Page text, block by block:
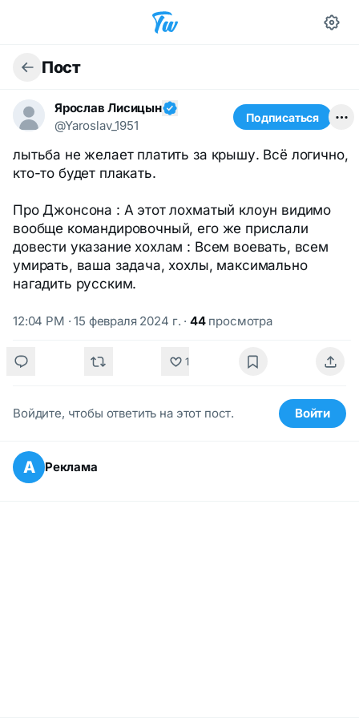
Пост
Ярослав Лисицын
@Yaroslav_1951
Подписаться
лытьба не желает платить за крышу. Всё логично,
кто-то будет плакать.
Про Джонсона : А этот лохматый клоун видимо
вообще командировочный, его же прислали
довести указание хохлам : Всем воевать, всем
умирать, ваша задача, хохлы, максимально
нагадить русским.
12:04 PM · 15 февраля 2024 г. · 44просмотра
1
Войдите, чтобы ответить на этот пост. Войти
А Реклама